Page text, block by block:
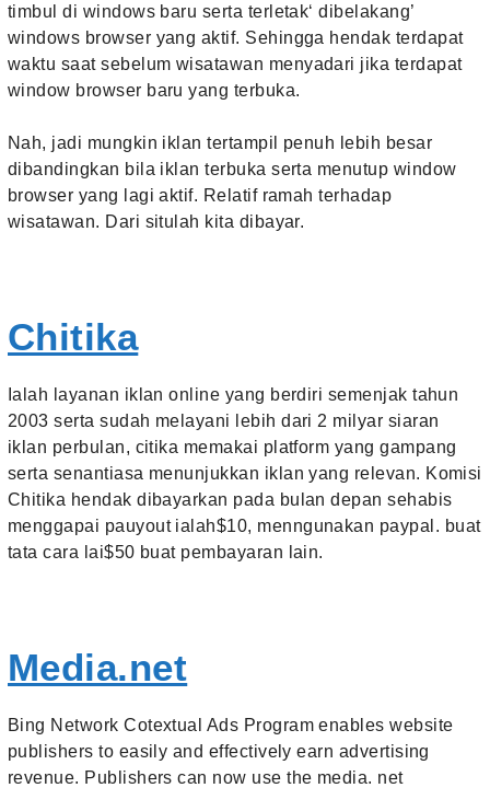
timbul di windows baru serta terletak‘ dibelakang’
windows browser yang aktif. Sehingga hendak terdapat
waktu saat sebelum wisatawan menyadari jika terdapat
window browser baru yang terbuka.
Nah, jadi mungkin iklan tertampil penuh lebih besar
dibandingkan bila iklan terbuka serta menutup window
browser yang lagi aktif. Relatif ramah terhadap
wisatawan. Dari situlah kita dibayar.
Chitika
Ialah layanan iklan online yang berdiri semenjak tahun
2003 serta sudah melayani lebih dari 2 milyar siaran
iklan perbulan, citika memakai platform yang gampang
serta senantiasa menunjukkan iklan yang relevan. Komisi
Chitika hendak dibayarkan pada bulan depan sehabis
menggapai pauyout ialah$10, menngunakan paypal. buat
tata cara lai$50 buat pembayaran lain.
Media.net
Bing Network Cotextual Ads Program enables website
publishers to easily and effectively earn advertising
revenue. Publishers can now use the media. net